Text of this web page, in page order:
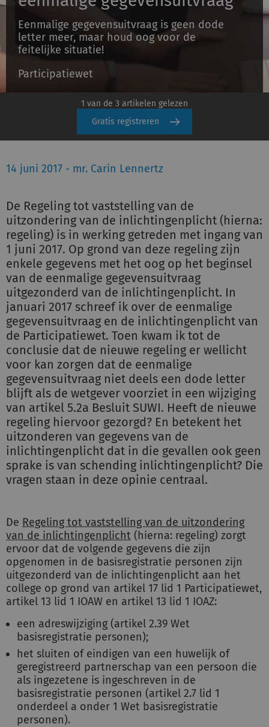
Inloggen
Eenmalige gegevensuitvraag is geen dode
letter meer, maar houd oog voor de
feitelijke situatie!
Participatiewet
1 van de 3 artikelen gelezen
Gratis registreren
14 juni 2017 - mr. Carin Lennertz
De Regeling tot vaststelling van de
uitzondering van de inlichtingenplicht (hierna:
regeling) is in werking getreden met ingang van
1 juni 2017. Op grond van deze regeling zijn
enkele gegevens met het oog op het beginsel
van de eenmalige gegevensuitvraag
uitgezonderd van de inlichtingenplicht. In
januari 2017 schreef ik over de eenmalige
gegevensuitvraag en de inlichtingenplicht van
de Participatiewet. Toen kwam ik tot de
conclusie dat de nieuwe regeling er wellicht
voor kan zorgen dat de eenmalige
gegevensuitvraag niet deels een dode letter
blijft als de wetgever voorziet in een wijziging
van artikel 5.2a Besluit SUWI. Heeft de nieuwe
regeling hiervoor gezorgd? En betekent het
uitzonderen van gegevens van de
inlichtingenplicht dat in die gevallen ook geen
sprake is van schending inlichtingenplicht? Die
vragen staan in deze opinie centraal.
De Regeling tot vaststelling van de uitzondering
van de inlichtingenplicht (hierna: regeling) zorgt
ervoor dat de volgende gegevens die zijn
opgenomen in de basisregistratie personen zijn
uitgezonderd van de inlichtingenplicht aan het
college op grond van artikel 17 lid 1 Participatiewet,
artikel 13 lid 1 IOAW en artikel 13 lid 1 IOAZ:
een adreswijziging (artikel 2.39 Wet
basisregistratie personen);
het sluiten of eindigen van een huwelijk of
geregistreerd partnerschap van een persoon die
als ingezetene is ingeschreven in de
basisregistratie personen (artikel 2.7 lid 1
onderdeel a onder 1 Wet basisregistratie
personen).